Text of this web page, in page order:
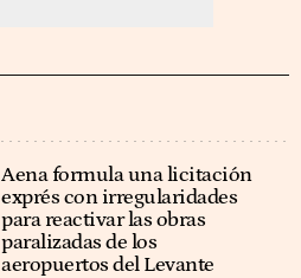
Aena formula una licitación
exprés con irregularidades
para reactivar las obras
paralizadas de los
aeropuertos del Levante